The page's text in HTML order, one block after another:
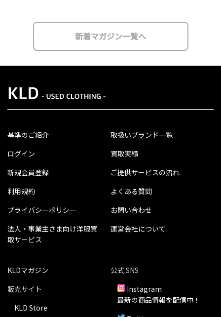
新着マガジン一覧へ
基準のご紹介
ログイン
新規会員登録
利用規約
プライバシーポリシー
法人・事業主さま向け洋服買
取サービス
取扱いブランド一覧
買取実績
ご提供サービスの流れ
よくある質問
お問い合わせ
運営会社について
KLDマガジン
販売サイト
KLD Store
公式 SNS
Instagram
最新の商品情報を配信中！